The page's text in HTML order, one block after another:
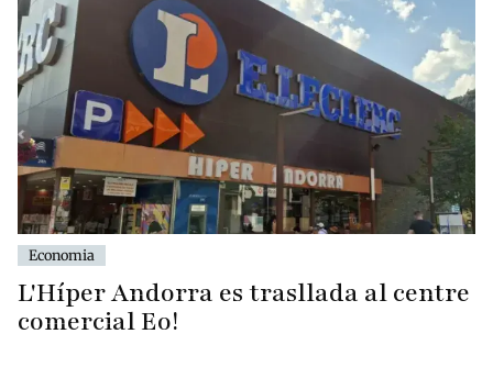
Economia
L'Híper Andorra es trasllada al centre
comercial Eo!